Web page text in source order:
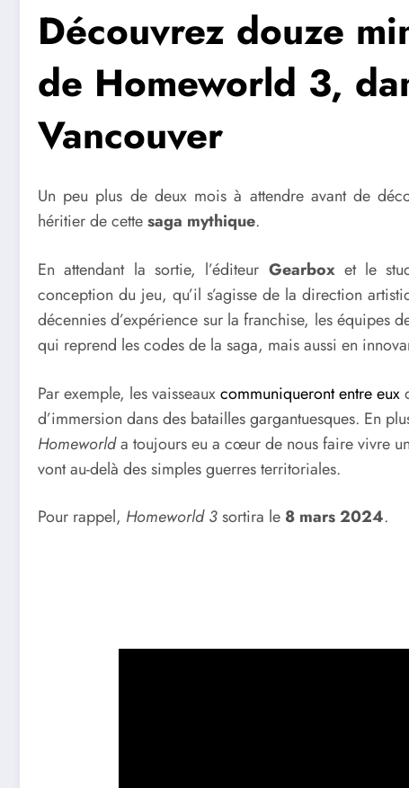
Découvrez douze
de Homeworld 3,
Vancouver
Un peu plus de deux mois à attendre avant de
héritier de cettesaga mythique.
En attendant la sortie, l’éditeur Gearboxet le
conception du jeu, qu’il s’agisse de la direction
décennies d’expérience sur la franchise, les équipes
qui reprend les codes de la saga, mais aussi en
Par exemple, les vaisseauxcommuniqueront entre eux
d’immersion dans des batailles gargantuesques. En
Homeworlda toujours eu a cœur de nous faire vivre
vont au-delà des simples guerres territoriales.
Pour rappel, Homeworld 3sortira le 8 mars 2024.